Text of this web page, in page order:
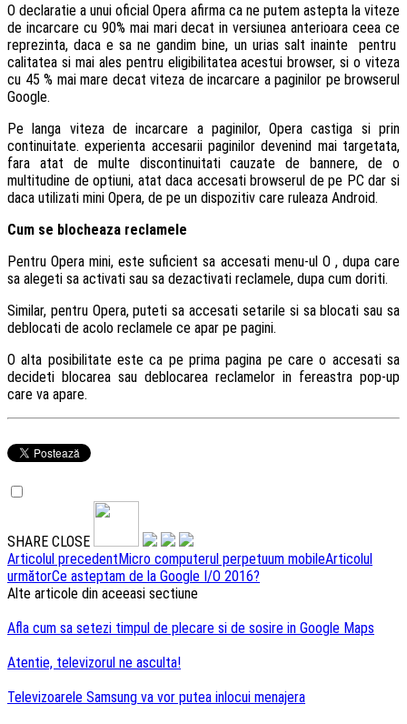
O declaratie a unui oficial Opera afirma ca ne putem astepta la viteze
de incarcare cu 90% mai mari decat in versiunea anterioara ceea ce
reprezinta, daca e sa ne gandim bine, un urias salt inainte pentru
calitatea si mai ales pentru eligibilitatea acestui browser, si o viteza
cu 45 % mai mare decat viteza de incarcare a paginilor pe browserul
Google.
Pe langa viteza de incarcare a paginilor, Opera castiga si prin
continuitate. experienta accesarii paginilor devenind mai targetata,
fara atat de multe discontinuitati cauzate de bannere, de o
multitudine de optiuni, atat daca accesati browserul de pe PC dar si
daca utilizati mini Opera, de pe un dispozitiv care ruleaza Android.
Cum se blocheaza reclamele
Pentru Opera mini, este suficient sa accesati menu-ul O , dupa care
sa alegeti sa activati sau sa dezactivati reclamele, dupa cum doriti.
Similar, pentru Opera, puteti sa accesati setarile si sa blocati sau sa
deblocati de acolo reclamele ce apar pe pagini.
O alta posibilitate este ca pe prima pagina pe care o accesati sa
decideti blocarea sau deblocarea reclamelor in fereastra pop-up
care va apare.
SHARE CLOSE
Navigare
articole
Articolul precedentMicro computerul perpetuum mobileArticolul
următorCe asteptam de la Google I/O 2016?
Alte articole din aceeasi sectiune
Afla cum sa setezi timpul de plecare si de sosire in Google Maps
Atentie, televizorul ne asculta!
Televizoarele Samsung va vor putea inlocui menajera